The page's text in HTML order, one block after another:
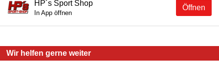
Öffnen
HP´s Sport Shop
In App öffnen
Wir helfen gerne weiter